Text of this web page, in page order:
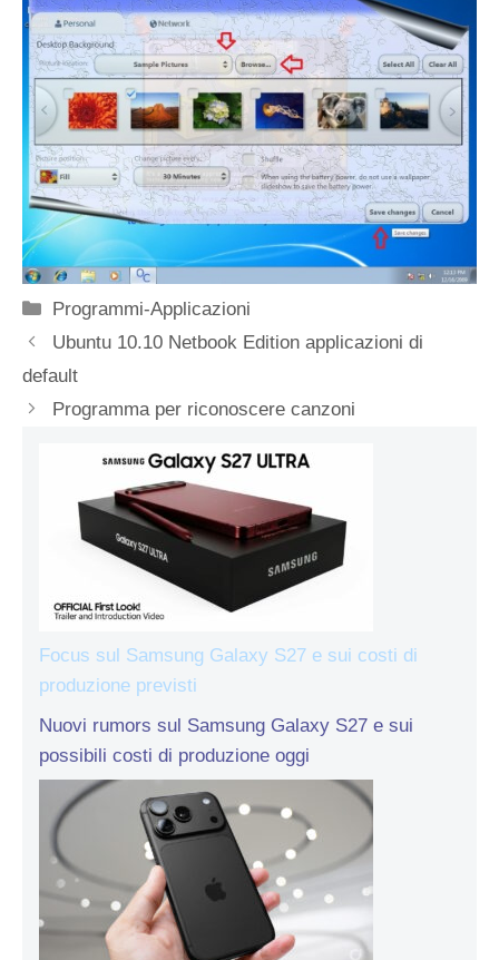
Categorie
Programmi-Applicazioni
Ubuntu 10.10 Netbook Edition applicazioni di
default
Programma per riconoscere canzoni
Focus sul Samsung Galaxy S27 e sui costi di
produzione previsti
Nuovi rumors sul Samsung Galaxy S27 e sui
possibili costi di produzione oggi